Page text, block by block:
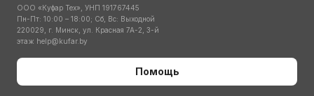
ООО «Куфар Тех», УНП 191767445
Пн-Пт: 10:00 – 18:00; Сб, Вс: Выходной
220029, г. Минск, ул. Красная 7А-2, 3-й
этаж help@kufar.by
Помощь